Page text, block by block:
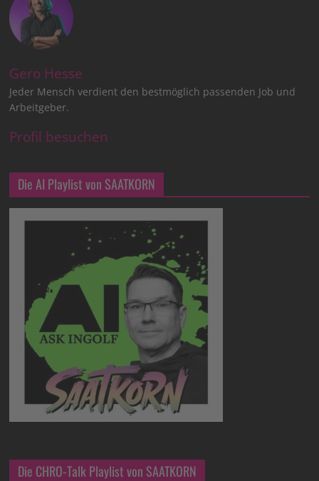
Gero Hesse
Jeder Mensch verdient den bestmöglich passenden Job und
Arbeitgeber.
Profil besuchen
Die AI Playlist von SAATKORN
Die CHRO-Talk Playlist von SAATKORN